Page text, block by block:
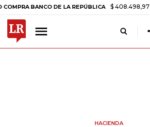
DE LA REPÚBLICA $ 408.498,97 +$ 8.753,81
HACIENDA